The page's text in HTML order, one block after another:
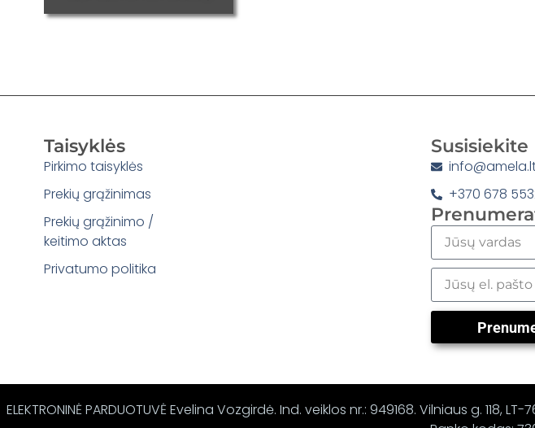
Taisyklės
Pirkimo taisyklės
Prekių grąžinimas
Prekių grąžinimo /
keitimo aktas
Privatumo politika
Susisiekite
+370 678
ELEKTRONINĖ PARDUOTUVĖ Evelina Vozgirdė. Ind. veiklos nr.: 949168. Vilniaus g. 118,